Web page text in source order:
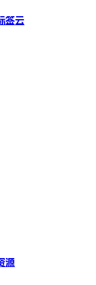
签云
源